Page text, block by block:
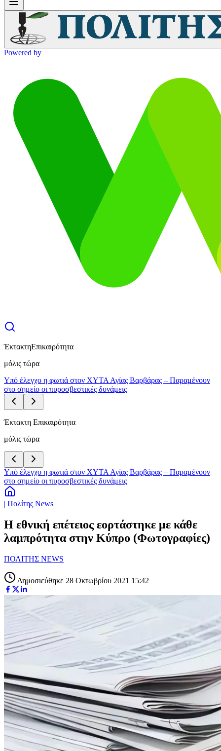
Powered by
ΈκτακτηΕπικαιρότητα
μόλις τώρα
Υπό έλεγχο η φωτιά στον ΧΥΤΑ Αγίας Βαρβάρας – Παραμένουν
στο σημείο οι πυροσβεστικές δυνάμεις
Έκτακτη Επικαιρότητα
μόλις τώρα
Υπό έλεγχο η φωτιά στον ΧΥΤΑ Αγίας Βαρβάρας – Παραμένουν
στο σημείο οι πυροσβεστικές δυνάμεις
| Πολίτης News
Η εθνική επέτειος εορτάστηκε με κάθε
λαμπρότητα στην Κύπρο (Φωτογραφίες)
ΠΟΛΙΤΗΣ NEWS
Δημοσιεύθηκε 28 Οκτωβρίου 2021 15:42